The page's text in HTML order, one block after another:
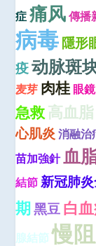
症 痛风 傳播
病毒隱形
疫动脉斑
麦芽 肉桂 眼鏡
急救高血脂
心肌炎 消融治
苗加強針血
結節 新冠肺
期黑豆白
腺結節 慢